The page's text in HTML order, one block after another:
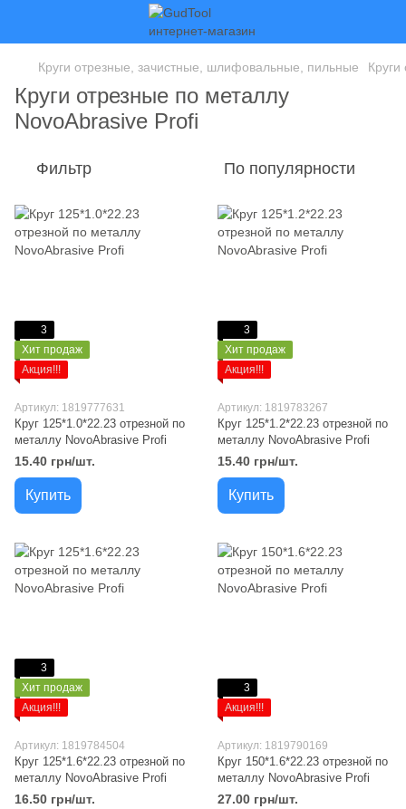
Круги отрезные, зачистные, шлифовальные, пильные
Круги отрезные по металлу
NovoAbrasive Profi
Фильтр По популярности
3
Хит продаж
Акция!!!
Артикул: 1819777631
Круг 125*1.0*22.23 отрезной по
металлу NovoAbrasive Profi
15.40 грн/шт.
Купить
3
Хит продаж
Акция!!!
Артикул: 1819783267
Круг 125*1.2*22.23 отрезной по
металлу NovoAbrasive Profi
15.40 грн/шт.
Купить
3
Хит продаж
Акция!!!
Артикул: 1819784504
Круг 125*1.6*22.23 отрезной по
металлу NovoAbrasive Profi
16.50 грн/шт.
3
Акция!!!
Артикул: 1819790169
Круг 150*1.6*22.23 отрезной по
металлу NovoAbrasive Profi
27.00 грн/шт.